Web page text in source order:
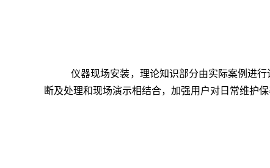
仪器现场安装，理论知识部分由实际案例进
断及处理和现场演示相结合，加强用户对日常维护